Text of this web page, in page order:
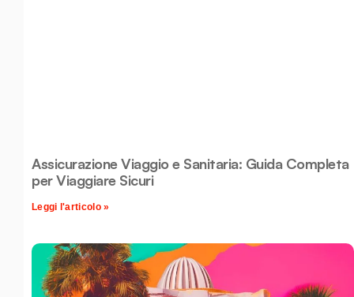
Assicurazione Viaggio e Sanitaria: Guida Completa
per Viaggiare Sicuri
Leggi l'articolo »